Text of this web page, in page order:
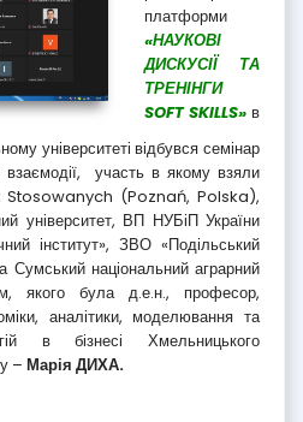
платформи
«НАУКОВІ
ДИСКУСІЇ ТА
ТРЕНІНГИ
SOFT SKILLS» в
університеті відбувся семінар
взаємодії, участь в якому взяли
Stosowanych (Poznań, Polska),
університет, ВП НУБіП України
інститут», ЗВО «Подільський
Сумський національний аграрний
якого була д.е.н., професор,
аналітики, моделювання та
в бізнесі Хмельницького
– Марія ДИХА.